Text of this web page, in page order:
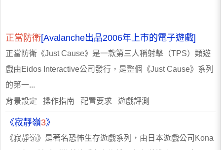
正當防衛[Avalanche出品2006年上市的電子遊戲]
正當防衛《Just Cause》是一款第三人稱射擊（TPS）類遊
戲由Eidos Interactive公司發行，是整個《Just Cause》系列
的第一...
背景設定 操作指南 配置要求 遊戲評測
《寂靜嶺3》
《寂靜嶺》是著名恐怖生存遊戲系列，由日本遊戲公司Kona